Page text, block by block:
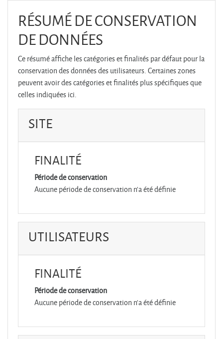
RÉSUMÉ DE CONSERVATION
DE DONNÉES
Ce résumé affiche les catégories et finalités par défaut pour la
conservation des données des utilisateurs. Certaines zones
peuvent avoir des catégories et finalités plus spécifiques que
celles indiquées ici.
SITE
FINALITÉ
Période de conservation
Aucune période de conservation n'a été définie
UTILISATEURS
FINALITÉ
Période de conservation
Aucune période de conservation n'a été définie